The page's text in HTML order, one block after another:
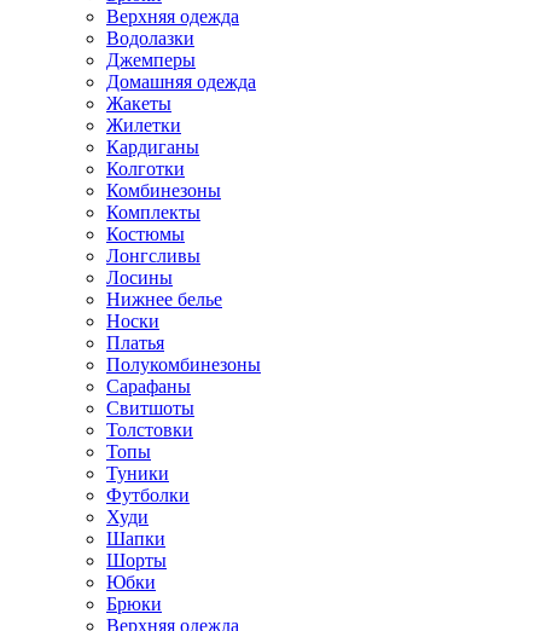
Верхняя одежда
Водолазки
Джемперы
Домашняя одежда
Жакеты
Жилетки
Кардиганы
Колготки
Комбинезоны
Комплекты
Костюмы
Лонгсливы
Лосины
Нижнее белье
Носки
Платья
Полукомбинезоны
Сарафаны
Свитшоты
Толстовки
Топы
Туники
Футболки
Худи
Шапки
Шорты
Юбки
Брюки
Верхняя одежда